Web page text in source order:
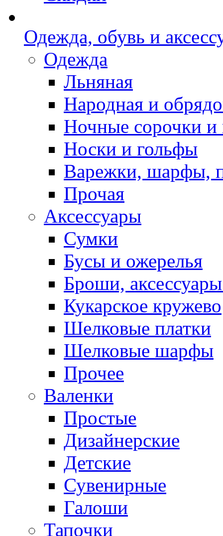
Одежда, обувь и
Одежда
Льняная
Народная и
Ночные сорочки
Носки и гольфы
Варежки, шарфы,
Прочая
Аксессуары
Сумки
Бусы и ожерелья
Броши,
Кукарское кружево
Шелковые платки
Шелковые шарфы
Прочее
Валенки
Простые
Дизайнерские
Детские
Сувенирные
Галоши
Тапочки